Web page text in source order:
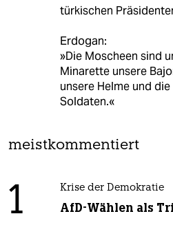
türkischen
Erdogan:
»Die Moscheen sind
Minarette unsere
unsere Helme und
Soldaten.«
meistkommentiert
1 Krise der Demokratie
AfD-Wählen als